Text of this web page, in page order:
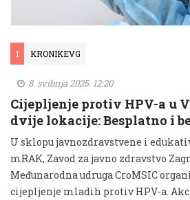
I KRONIKEVG
8. svibnja 2025. 12:20
Cijepljenje protiv HPV-a u
dvije lokacije: Besplatno i
U sklopu javnozdravstvene i
mRAK, Zavod za javno zdravstvo
Međunarodna udruga CroMSIC
cijepljenje mladih protiv HPV-a.